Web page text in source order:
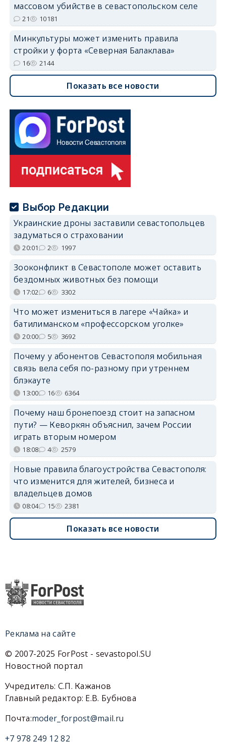
массовом убийстве в севастопольском селе
21 10181
Минкультуры может изменить правила
стройки у форта «Северная Балаклава»
16 2144
Показать все новости
Выбор Редакции
Украинские дроны заставили севастопольцев
задуматься о страховании
20:01 2 1997
Зооконфликт в Севастополе может оставить
бездомных животных без помощи
17:02 6 3302
Что может измениться в лагере «Чайка» и
батилиманском «профессорском уголке»
20:00 5 3692
Почему у абонентов Севастополя мобильная
связь вела себя по-разному при утреннем
блэкауте
13:00 16 6364
Почему наш бронепоезд стоит на запасном
пути? — Кеворкян объяснил, зачем России
играть вторым номером
18:08 4 2579
Новые правила благоустройства Севастополя:
что изменится для жителей, бизнеса и
владельцев домов
08:04 15 2381
Показать все новости
Реклама на сайте
© 2007-2025 ForPost - sevastopol.SU
Новостной портал
Учредитель: С.П. Кажанов
Главный редактор: Е.В. Бубнова
Почта:moder_forpost@mail.ru
+7 978 249 12 82